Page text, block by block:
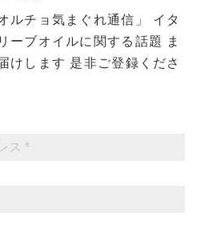
ルチョ気まぐれ通信」
イタ
ーブオイルに関する話題
ま
けします 是非ご登録くださ